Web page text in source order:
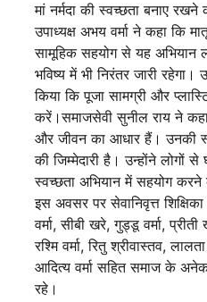
मां नर्मदा की स्वच्छता बनाए
उपाध्यक्ष अभय वर्मा ने कहा कि
सामूहिक सहयोग से यह अभियान
भविष्य में भी निरंतर जारी
किया कि पूजा सामग्री और
करें।समाजसेवी सुनील राय ने कहा
और जीवन का आधार हैं। उनकी
की जिम्मेदारी है। उन्होंने लोगों
स्वच्छता अभियान में सहयोग
इस अवसर पर सेवानिवृत्त शिक्षिका
वर्मा, सीबी खरे, गुड्डू वर्मा,
रश्मि वर्मा, रितु श्रीवास्तव,
आदित्य वर्मा सहित समाज के
रहे।